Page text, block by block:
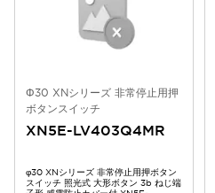
Φ30 XNシリーズ 非常停止用押
ボタンスイッチ
XN5E-LV403Q4MR
φ30 XNシリーズ 非常停止用押ボタン
スイッチ 照光式 大形ボタン 3b ねじ端